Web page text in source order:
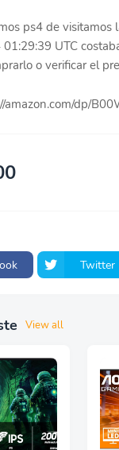
ps4 de
UTC
o verificar el
amazon.com/dp/
Twitter
View all